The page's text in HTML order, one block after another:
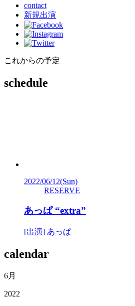
contact
新規出演
これからの予定
schedule
2022/06/12(Sun)
RESERVE
あっぱ “extra”
[出演] あっぱ
calendar
6月
2022